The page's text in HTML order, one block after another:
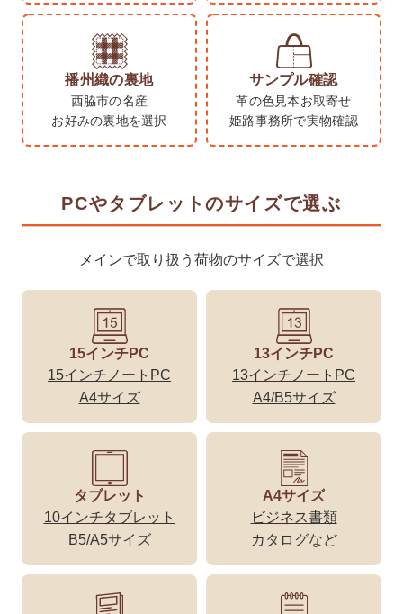
播州織の裏地
西脇市の名産
お好みの裏地を選択
サンプル確認
革の色見本お取寄せ
姫路事務所で実物確認
PCやタブレットのサイズで選ぶ
メインで取り扱う荷物のサイズで選択
15インチPC
15インチノートPC
A4サイズ
13インチPC
13インチノートPC
A4/B5サイズ
タブレット
10インチタブレット
B5/A5サイズ
A4サイズ
ビジネス書類
カタログなど